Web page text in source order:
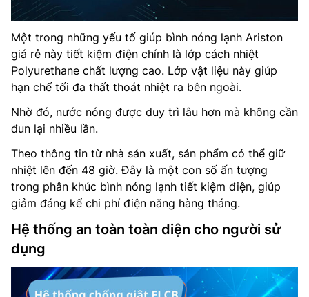
Một trong những yếu tố giúp bình nóng lạnh Ariston
giá rẻ này tiết kiệm điện chính là lớp cách nhiệt
Polyurethane chất lượng cao. Lớp vật liệu này giúp
hạn chế tối đa thất thoát nhiệt ra bên ngoài.
Nhờ đó, nước nóng được duy trì lâu hơn mà không cần
đun lại nhiều lần.
Theo thông tin từ nhà sản xuất, sản phẩm có thể giữ
nhiệt lên đến 48 giờ. Đây là một con số ấn tượng
trong phân khúc bình nóng lạnh tiết kiệm điện, giúp
giảm đáng kể chi phí điện năng hàng tháng.
Hệ thống an toàn toàn diện cho người sử
dụng